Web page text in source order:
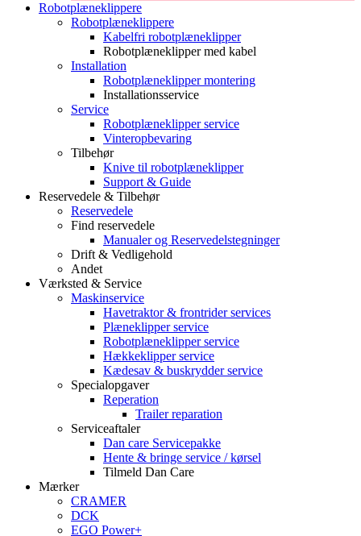
Robotplæneklippere
Robotplæneklippere
Kabelfri robotplæneklipper
Robotplæneklipper med kabel
Installation
Robotplæneklipper montering
Installationsservice
Service
Robotplæneklipper service
Vinteropbevaring
Tilbehør
Knive til robotplæneklipper
Support & Guide
Reservedele & Tilbehør
Reservedele
Find reservedele
Manualer og Reservedelstegninger
Drift & Vedligehold
Andet
Værksted & Service
Maskinservice
Havetraktor & frontrider services
Plæneklipper service
Robotplæneklipper service
Hækkeklipper service
Kædesav & buskrydder service
Specialopgaver
Reperation
Trailer reparation
Serviceaftaler
Dan care Servicepakke
Hente & bringe service / kørsel
Tilmeld Dan Care
Mærker
CRAMER
DCK
EGO Power+